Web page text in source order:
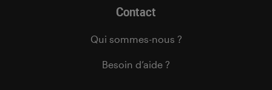
Contact
Qui sommes-nous ?
Besoin d’aide ?